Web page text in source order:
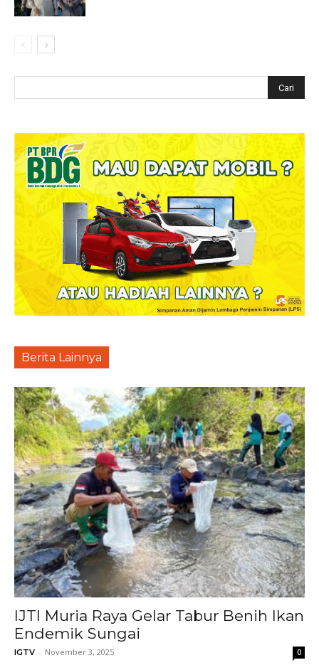
Berita Lainnya
IJTI Muria Raya Gelar Tabur Benih Ikan
Endemik Sungai
IGTV - November 3, 2025 0